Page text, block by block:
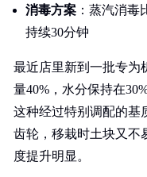
消毒方案 ：蒸汽消
持续30分钟
最近店里新到一批专为
量40%，水分保持在
这种经过特别调配的基
齿轮，移栽时土块又不
度提升明显。